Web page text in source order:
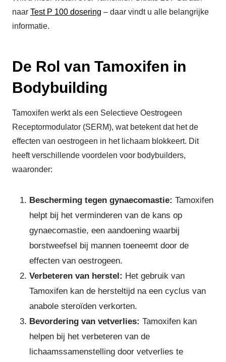
naar Test P 100 dosering – daar vindt u alle belangrijke
informatie.
De Rol van Tamoxifen in
Bodybuilding
Tamoxifen werkt als een Selectieve Oestrogeen
Receptormodulator (SERM), wat betekent dat het de
effecten van oestrogeen in het lichaam blokkeert. Dit
heeft verschillende voordelen voor bodybuilders,
waaronder:
Bescherming tegen gynaecomastie: Tamoxifen
helpt bij het verminderen van de kans op
gynaecomastie, een aandoening waarbij
borstweefsel bij mannen toeneemt door de
effecten van oestrogeen.
Verbeteren van herstel: Het gebruik van
Tamoxifen kan de hersteltijd na een cyclus van
anabole steroïden verkorten.
Bevordering van vetverlies: Tamoxifen kan
helpen bij het verbeteren van de
lichaamssamenstelling door vetverlies te